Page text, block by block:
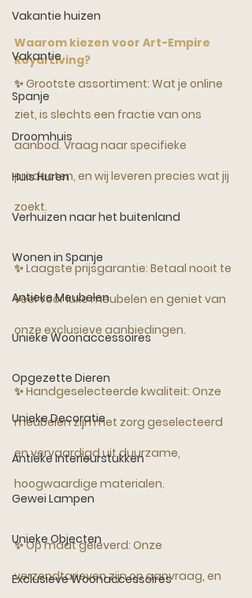
Vakantie huizen
Vakantie
Spanje
Droomhuis
Huis Huren
Verhuizen naar het buitenland
Wonen in Spanje
Antieke Meubelen
Unieke Woonaccessoires
Opgezette Dieren
Unieke Decoratie
Antieke Interieurstukken
Gewei Lampen
Unieke Objecten
Exclusieve Woonaccessoires
Waarom kiezen voor Art-Empire
Royal Living?
✨ Grootste assortiment: Wat je online
ziet, is slechts een fractie van ons
aanbod. Vraag naar specifieke
producten, en wij leveren precies wat jij
zoekt.
✨ Laagste prijsgarantie: Betaal nooit te
veel voor luxe meubelen en geniet van
onze exclusieve aanbiedingen.
✨ Handgeselecteerde kwaliteit: Onze
meubelen zijn met zorg geselecteerd
en vervaardigd uit duurzame,
hoogwaardige materialen.
✨ Op maat geleverd: Onze
verzendtarieven zijn op aanvraag, en